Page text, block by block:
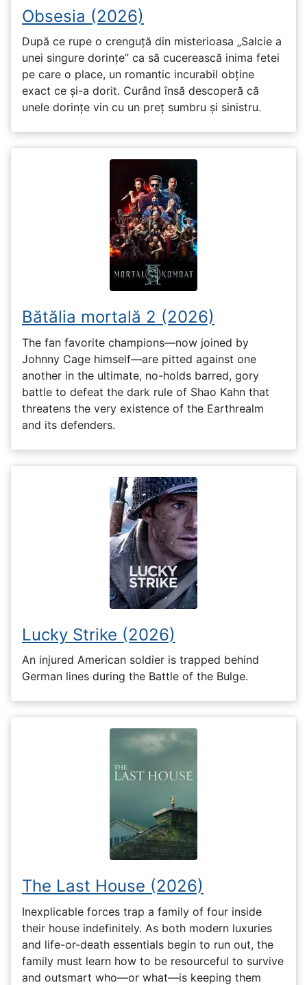
Obsesia (2026)
După ce rupe o crenguță din misterioasa „Salcie a
unei singure dorințe” ca să cucerească inima fetei
pe care o place, un romantic incurabil obține
exact ce și-a dorit. Curând însă descoperă că
unele dorințe vin cu un preț sumbru și sinistru.
Bătălia mortală 2 (2026)
The fan favorite champions—now joined by
Johnny Cage himself—are pitted against one
another in the ultimate, no-holds barred, gory
battle to defeat the dark rule of Shao Kahn that
threatens the very existence of the Earthrealm
and its defenders.
Lucky Strike (2026)
An injured American soldier is trapped behind
German lines during the Battle of the Bulge.
The Last House (2026)
Inexplicable forces trap a family of four inside
their house indefinitely. As both modern luxuries
and life-or-death essentials begin to run out, the
family must learn how to be resourceful to survive
and outsmart who—or what—is keeping them